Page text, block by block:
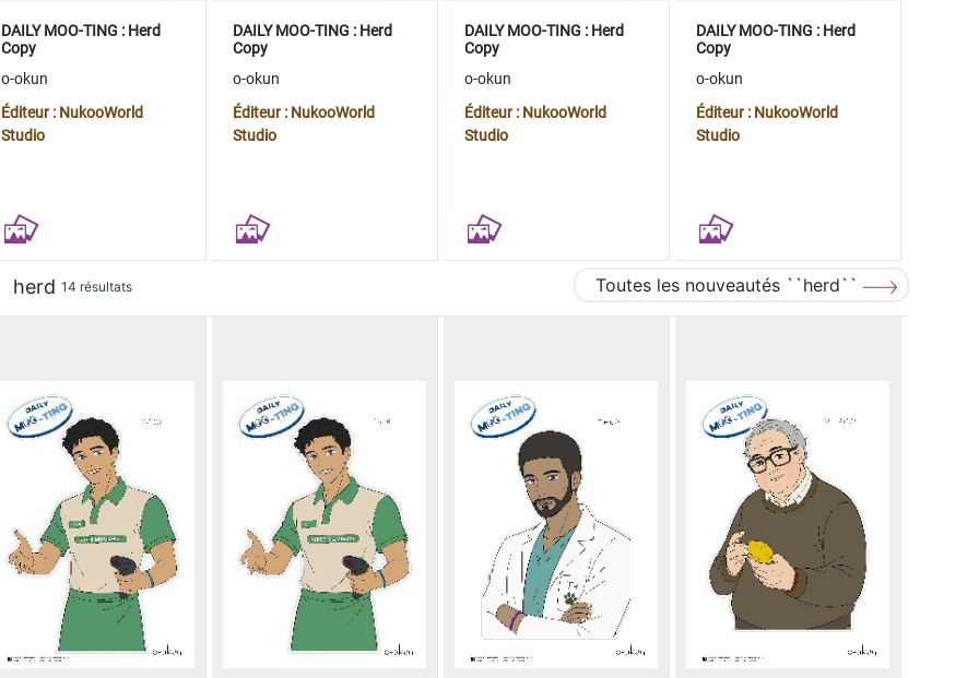
DAILY MOO-TING : Herd
Copy
o-okun
Éditeur : NukooWorld
Studio
DAILY MOO-TING : Herd
Copy
o-okun
Éditeur : NukooWorld
Studio
DAILY MOO-TING : Herd
Copy
o-okun
Éditeur : NukooWorld
Studio
DAILY MOO-TING : Herd
Copy
o-okun
Éditeur : NukooWorld
Studio
herd 14 résultats Toutes les nouveautés ``herd``